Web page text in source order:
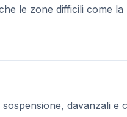
le zone difficili come
davanzali